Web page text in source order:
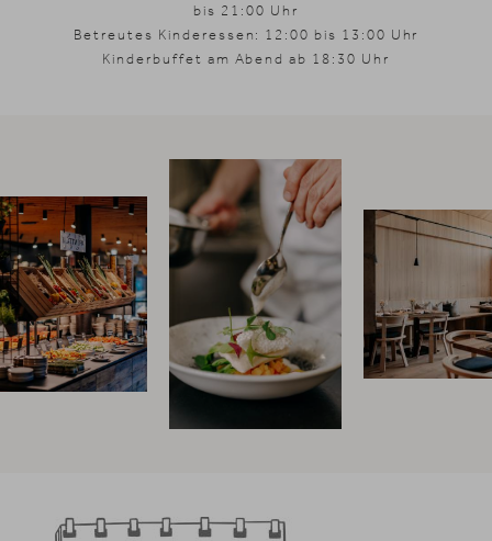
News & Stories
bis 21:00 Uhr
Betreutes Kinderessen: 12:00 bis 13:00 Uhr
Kinderbuffet am Abend ab 18:30 Uhr